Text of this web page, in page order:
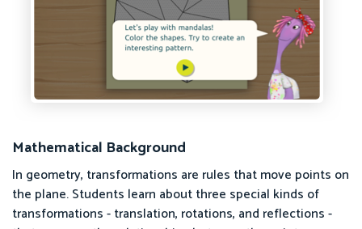
Mathematical Background
In geometry, transformations are rules that move points on
the plane. Students learn about three special kinds of
transformations - translation, rotations, and reflections -